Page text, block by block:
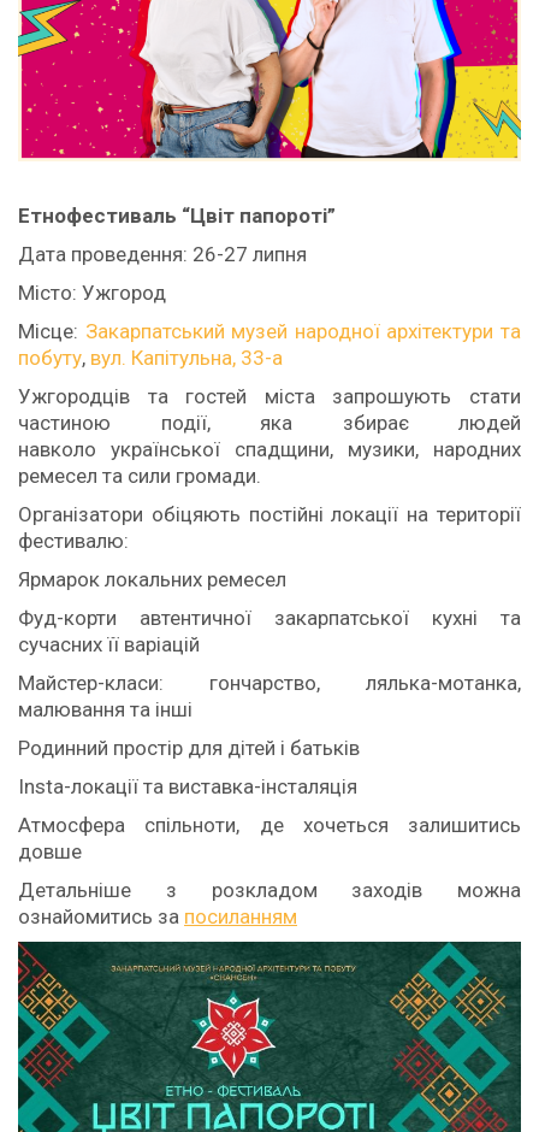
Етнофестиваль “Цвіт папороті”
Дата проведення: 26-27 липня
Місто: Ужгород
Місце: Закарпатський музей народної архітектури та
побуту, вул. Капітульна, 33-а
Ужгородців та гостей міста запрошують стати
частиною події, яка збирає людей
навколо української спадщини, музики, народних
ремесел та сили громади.
Організатори обіцяють постійні локації на території
фестивалю:
Ярмарок локальних ремесел
Фуд-корти автентичної закарпатської кухні та
сучасних її варіацій
Майстер-класи: гончарство, лялька-мотанка,
малювання та інші
Родинний простір для дітей і батьків
Insta-локації та виставка-інсталяція
Атмосфера спільноти, де хочеться залишитись
довше
Детальніше з розкладом заходів можна
ознайомитись за посиланням